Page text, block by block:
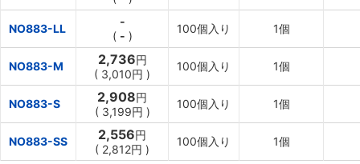
介護関連業などの幅広い分野で利用可能。
・ハードな作業、長時間の作業、細かい作業などで利用可能。
NO883-LL
-
( - )
100個入り 1個
NO883-M 2,736円
( 3,010円 )
100個入り 1個
NO883-S 2,908円
( 3,199円 )
100個入り 1個
NO883-SS 2,556円
( 2,812円 )
100個入り 1個